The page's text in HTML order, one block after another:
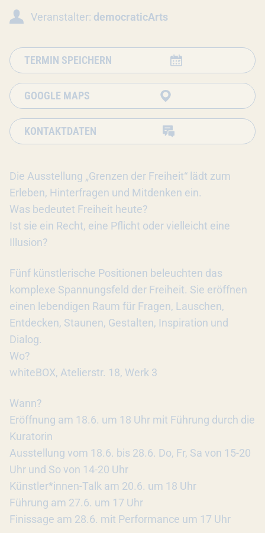
Veranstalter: democraticArts
TERMIN SPEICHERN
GOOGLE MAPS
KONTAKTDATEN
Die Ausstellung „Grenzen der Freiheit“ lädt zum
Erleben, Hinterfragen und Mitdenken ein.
Was bedeutet Freiheit heute?
Ist sie ein Recht, eine Pflicht oder vielleicht eine
Illusion?
Fünf künstlerische Positionen beleuchten das
komplexe Spannungsfeld der Freiheit. Sie eröffnen
einen lebendigen Raum für Fragen, Lauschen,
Entdecken, Staunen, Gestalten, Inspiration und
Dialog.
Wo?
whiteBOX, Atelierstr. 18, Werk 3
Wann?
Eröffnung am 18.6. um 18 Uhr mit Führung durch die
Kuratorin
Ausstellung vom 18.6. bis 28.6. Do, Fr, Sa von 15-20
Uhr und So von 14-20 Uhr
Künstler*innen-Talk am 20.6. um 18 Uhr
Führung am 27.6. um 17 Uhr
Finissage am 28.6. mit Performance um 17 Uhr